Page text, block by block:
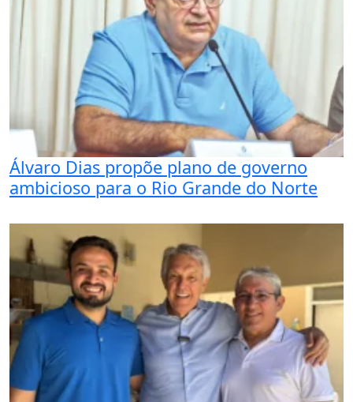
Álvaro Dias propõe plano de governo
ambicioso para o Rio Grande do Norte